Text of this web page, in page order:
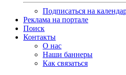
Подписаться на
Реклама на портале
Поиск
Контакты
О нас
Наши баннеры
Как связаться